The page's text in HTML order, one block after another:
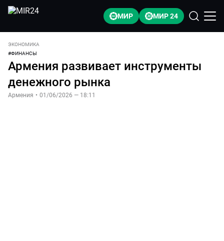
МИР МИР 24
ЭКОНОМИКА
#ФИНАНСЫ
Армения развивает инструменты
денежного рынка
Армения • 01/06/2026 — 18:11